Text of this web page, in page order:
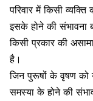
परिवार में किसी व्यक्ति
इसके होने की संभावना
किसी प्रकार की
है।
जिन पुरूषों के वृषण को
समस्या के होने की